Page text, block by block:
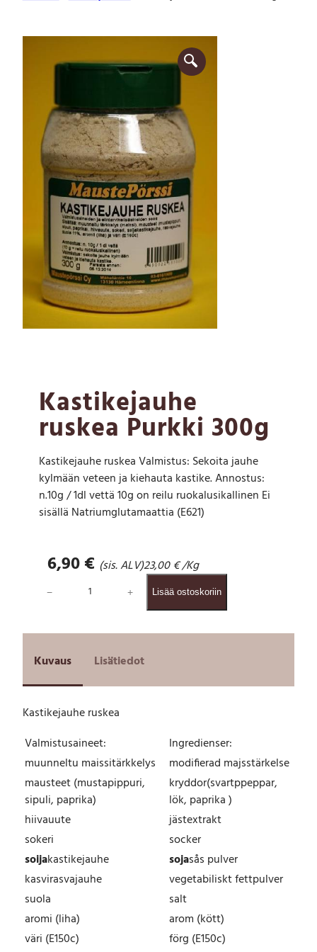
Kastikejauhe
ruskea Purkki 300g
Kastikejauhe ruskea Valmistus: Sekoita jauhe
kylmään veteen ja kiehauta kastike. Annostus:
n.10g / 1dl vettä 10g on reilu ruokalusikallinen Ei
sisällä Natriumglutamaattia (E621)
6,90€ (sis. ALV)23,00€/Kg
k
e
j
u
e
r
s
k
e
a
P
u
r
k
k
i
3
− + Lisää ostoskoriin
Kuvaus Lisätiedot
Kastikejauhe ruskea
Valmistusaineet:
Ingredienser:
muunneltu maissitärkkelys
modifierad majsstärkelse
mausteet (mustapippuri,
sipuli, paprika)
kryddor(svartppeppar,
lök, paprika )
hiivauute
jästextrakt
sokeri
socker
soijakastikejauhe sojasås pulver
kasvirasvajauhe
vegetabiliskt fettpulver
suola
salt
aromi (liha)
arom (kött)
väri (E150c)
förg (E150c)